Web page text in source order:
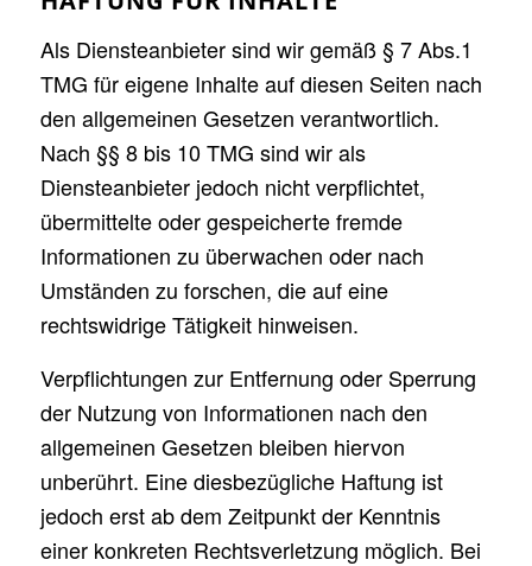
Als Diensteanbieter sind wir gemäß § 7 Abs.1
TMG für eigene Inhalte auf diesen Seiten nach
den allgemeinen Gesetzen verantwortlich.
Nach §§ 8 bis 10 TMG sind wir als
Diensteanbieter jedoch nicht verpflichtet,
übermittelte oder gespeicherte fremde
Informationen zu überwachen oder nach
Umständen zu forschen, die auf eine
rechtswidrige Tätigkeit hinweisen.
Verpflichtungen zur Entfernung oder Sperrung
der Nutzung von Informationen nach den
allgemeinen Gesetzen bleiben hiervon
unberührt. Eine diesbezügliche Haftung ist
jedoch erst ab dem Zeitpunkt der Kenntnis
einer konkreten Rechtsverletzung möglich. Bei